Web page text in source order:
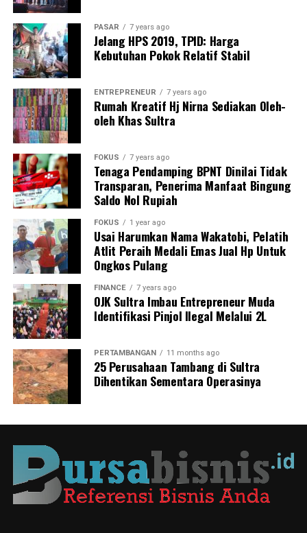
Dengan berbagai langkah tersebut, pemerintah
berharap program-program pembangunan dapat
berjalan lebih cepat dan memberikan manfaat
berkelanjutan bagi masyarakat serta perekonomian
nasional.
Sumber : kemenkeu.go.id.
Laporan : Icha
Editor : Tam
Post Views: 4,797
PASAR 7 years ago
Jelang HPS 2019, TPID: Harga
Kebutuhan Pokok Relatif Stabil
ENTREPRENEUR 7 years ago
Rumah Kreatif Hj Nirna Sediakan Oleh-
oleh Khas Sultra
FOKUS 7 years ago
Tenaga Pendamping BPNT Dinilai Tidak
Transparan, Penerima Manfaat Bingung
Saldo Nol Rupiah
FOKUS 1 year ago
Usai Harumkan Nama Wakatobi, Pelatih
Atlit Peraih Medali Emas Jual Hp Untuk
Ongkos Pulang
FINANCE 7 years ago
OJK Sultra Imbau Entrepreneur Muda
Identifikasi Pinjol Ilegal Melalui 2L
PERTAMBANGAN 11 months ago
25 Perusahaan Tambang di Sultra
Dihentikan Sementara Operasinya